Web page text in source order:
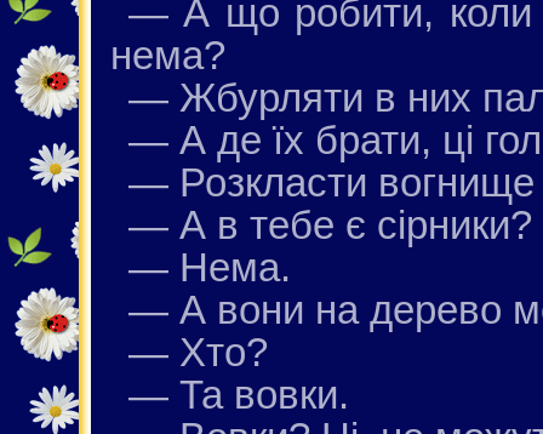
— А що робити, коли
нема?
— Жбурляти в них
— А де їх брати, ці
— Розкласти
— А в тебе є сірники?
— Нема.
— А вони на дерево
— Хто?
— Та вовки.